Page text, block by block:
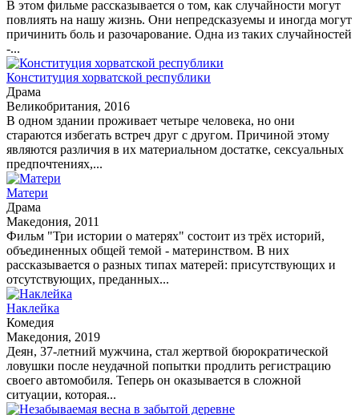
В этом фильме рассказывается о том, как случайности могут
повлиять на нашу жизнь. Они непредсказуемы и иногда могут
причинить боль и разочарование. Одна из таких случайностей
-...
Конституция хорватской республики
Драма
Великобритания, 2016
В одном здании проживает четыре человека, но они
стараются избегать встреч друг с другом. Причиной этому
являются различия в их материальном достатке, сексуальных
предпочтениях,...
Матери
Драма
Македония, 2011
Фильм "Три истории о матерях" состоит из трёх историй,
объединенных общей темой - материнством. В них
рассказывается о разных типах матерей: присутствующих и
отсутствующих, преданных...
Наклейка
Комедия
Македония, 2019
Деян, 37-летний мужчина, стал жертвой бюрократической
ловушки после неудачной попытки продлить регистрацию
своего автомобиля. Теперь он оказывается в сложной
ситуации, которая...